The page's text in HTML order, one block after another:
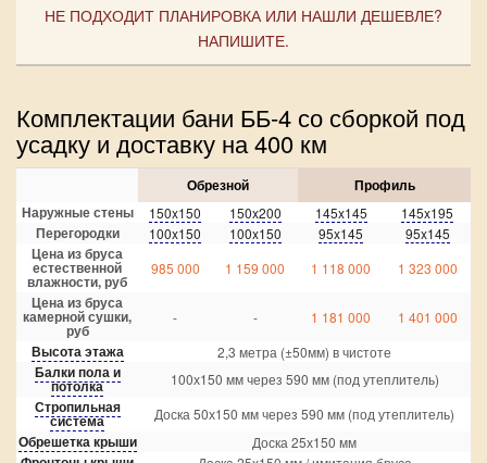
НЕ ПОДХОДИТ ПЛАНИРОВКА ИЛИ НАШЛИ ДЕШЕВЛЕ?
НАПИШИТЕ.
Комплектации бани ББ-4 со сборкой под
усадку и доставку на 400 км
Обрезной
Профиль
Наружные стены
150x150 150x200 145x145 145x195
Перегородки 100x150 100x150 95x145 95x145
Цена из бруса
естественной
влажности, руб
985 000 1 159 000 1 118 000 1 323 000
Цена из бруса
камерной сушки,
руб
- - 1 181 000 1 401 000
Высота этажа 2,3 метра (±50мм) в чистоте
Балки пола и
потолка 100х150 мм через 590 мм (под утеплитель)
Стропильная
система Доска 50х150 мм через 590 мм (под утеплитель)
Обрешетка крыши Доска 25х150 мм